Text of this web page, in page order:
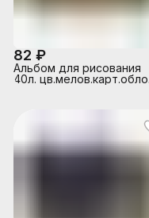
82 ₽
Альбом для рисования
40л.